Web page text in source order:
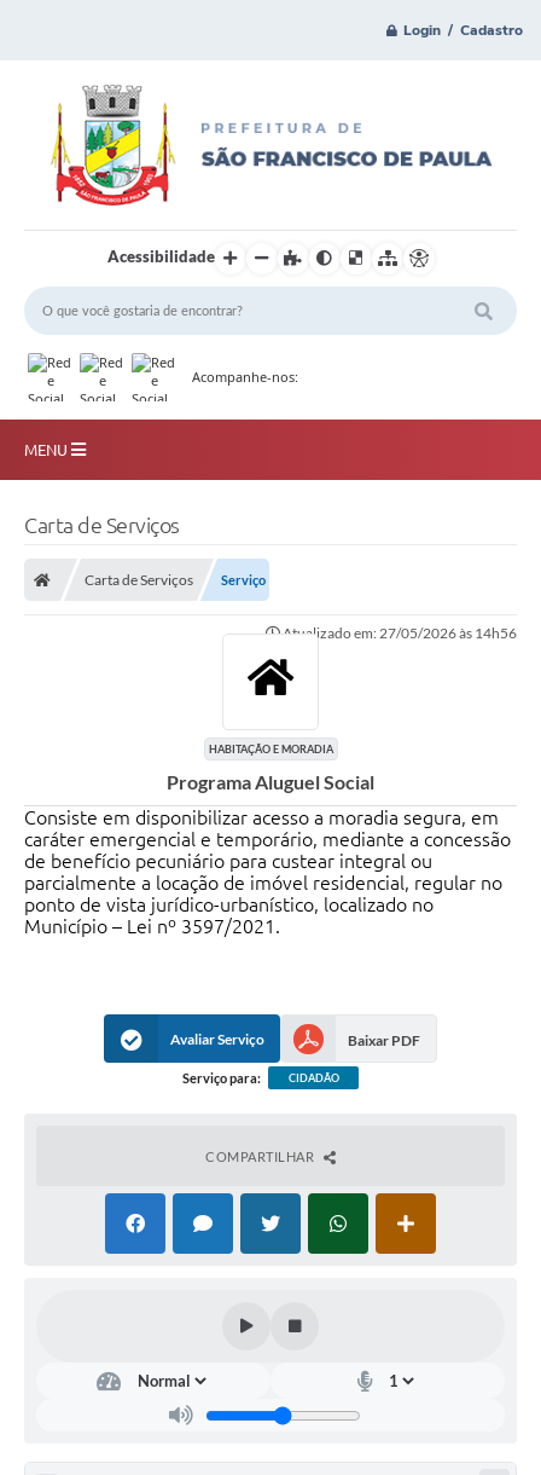
Login / Cadastro
Acessibilidade
Acompanhe-nos:
MENU
Consórcio Josafaz
EMPREGA
Multimídia
Sala do Empreendedor
Lei Geral de Proteção de dados - LGPD
Guia Credenciamento Pregao Online Banrisul
Devedores de ICMS/IPVA.
Carta de Serviços
Carta de Serviços Serviço
Atualizado em: 27/05/2026 às 14h56
HABITAÇÃO E MORADIA
Programa Aluguel Social
Consiste em disponibilizar acesso a moradia segura, em
caráter emergencial e temporário, mediante a concessão
de benefício pecuniário para custear integral ou
parcialmente a locação de imóvel residencial, regular no
ponto de vista jurídico-urbanístico, localizado no
Município – Lei nº 3597/2021.
Avaliar Serviço Baixar PDF
Serviço para: CIDADÃO
COMPARTILHAR